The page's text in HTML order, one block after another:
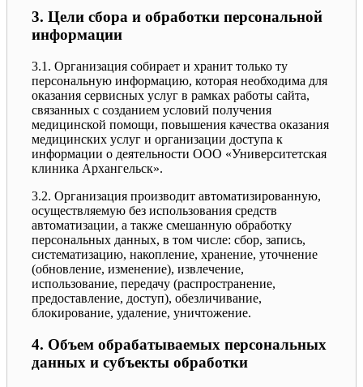
3. Цели сбора и обработки персональной
информации
3.1. Организация собирает и хранит только ту
персональную информацию, которая необходима для
оказания сервисных услуг в рамках работы сайта,
связанных с созданием условий получения
медицинской помощи, повышения качества оказания
медицинских услуг и организации доступа к
информации о деятельности ООО «Университетская
клиника Архангельск».
3.2. Организация производит автоматизированную,
осуществляемую без использования средств
автоматизации, а также смешанную обработку
персональных данных, в том числе: сбор, запись,
систематизацию, накопление, хранение, уточнение
(обновление, изменение), извлечение,
использование, передачу (распространение,
предоставление, доступ), обезличивание,
блокирование, удаление, уничтожение.
4. Объем обрабатываемых персональных
данных и субъекты обработки